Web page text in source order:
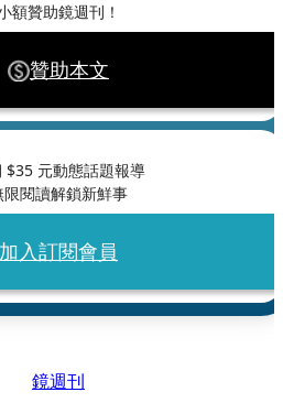
額贊助鏡週刊！
贊助本文
$35 元動態話題報導
限閱讀解鎖新鮮事
加入訂閱會員
鏡週刊